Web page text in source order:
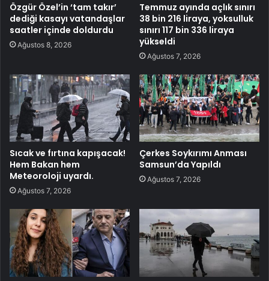
Özgür Özel’in ‘tam takır’
dediği kasayı vatandaşlar
saatler içinde doldurdu
Ağustos 8, 2026
Temmuz ayında açlık sınırı
38 bin 216 liraya, yoksulluk
sınırı 117 bin 336 liraya
yükseldi
Ağustos 7, 2026
Sıcak ve fırtına kapışacak!
Hem Bakan hem
Meteoroloji uyardı.
Ağustos 7, 2026
Çerkes Soykırımı Anması
Samsun’da Yapıldı
Ağustos 7, 2026